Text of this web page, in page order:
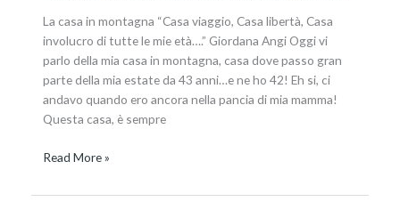
La casa in montagna “Casa viaggio, Casa libertà, Casa
involucro di tutte le mie età….” Giordana Angi Oggi vi
parlo della mia casa in montagna, casa dove passo gran
parte della mia estate da 43 anni…e ne ho 42! Eh si, ci
andavo quando ero ancora nella pancia di mia mamma!
Questa casa, è sempre
Read More »